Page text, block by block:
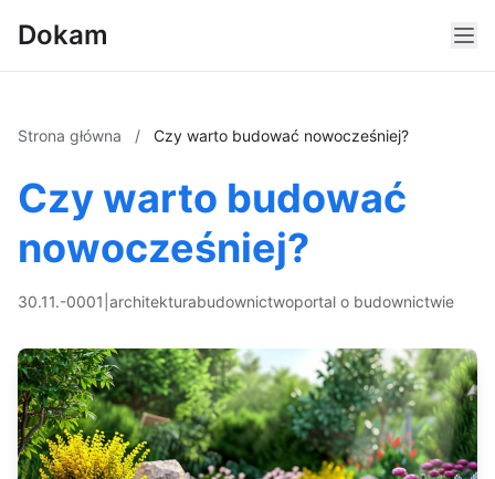
Dokam
Strona główna / Czy warto budować nowocześniej?
Czy warto budować
nowocześniej?
30.11.-0001 architekturabudownictwoportal o budownictwie